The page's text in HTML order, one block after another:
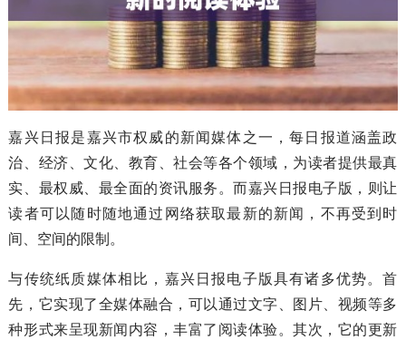
嘉兴日报是嘉兴市权威的新闻媒体之一，每日报道涵盖政
治、经济、文化、教育、社会等各个领域，为读者提供最真
实、最权威、最全面的资讯服务。而嘉兴日报电子版，则让
读者可以随时随地通过网络获取最新的新闻，不再受到时
间、空间的限制。
与传统纸质媒体相比，嘉兴日报电子版具有诸多优势。首
先，它实现了全媒体融合，可以通过文字、图片、视频等多
种形式来呈现新闻内容，丰富了阅读体验。其次，它的更新